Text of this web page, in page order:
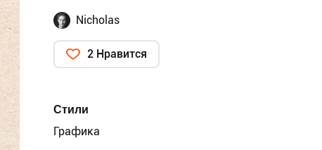
Nicholas
2 Нравится
Стили
Графика